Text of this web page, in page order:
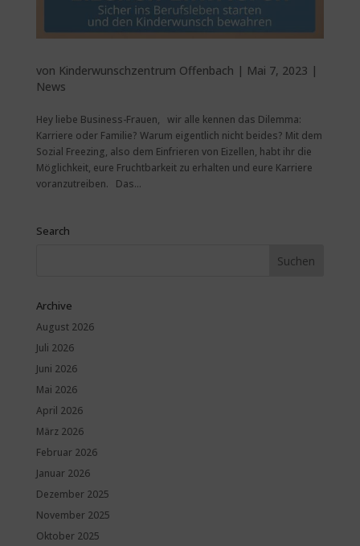
von Kinderwunschzentrum Offenbach | Mai 7, 2023 |
News
Hey liebe Business-Frauen, wir alle kennen das Dilemma:
Karriere oder Familie? Warum eigentlich nicht beides? Mit dem
Sozial Freezing, also dem Einfrieren von Eizellen, habt ihr die
Möglichkeit, eure Fruchtbarkeit zu erhalten und eure Karriere
voranzutreiben. Das...
Search
Archive
August 2026
Juli 2026
Juni 2026
Mai 2026
April 2026
März 2026
Februar 2026
Januar 2026
Dezember 2025
November 2025
Oktober 2025